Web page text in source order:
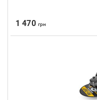
1 470 грн